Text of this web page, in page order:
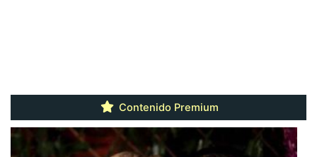
Contenido Premium